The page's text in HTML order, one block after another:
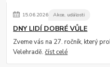
15.06.2026 Akce, události
DNY LIDÍ DOBRÉ VŮLE
Zveme vás na 27. ročník, který
Velehradě.číst celé